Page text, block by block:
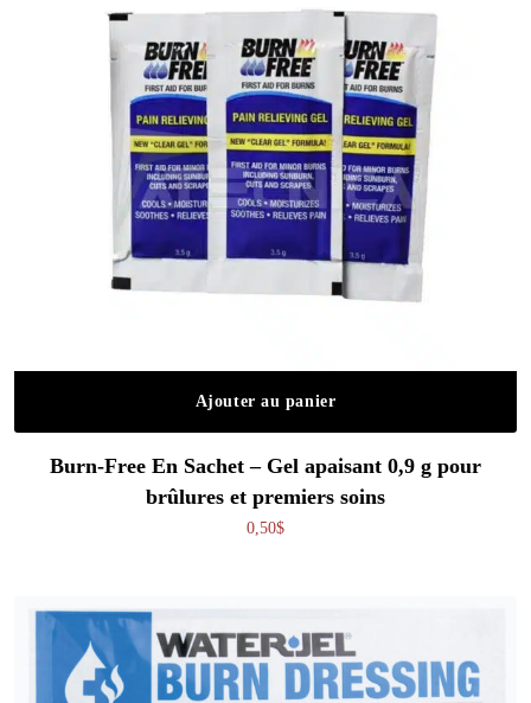
Ajouter au panier
Burn-Free En Sachet – Gel apaisant 0,9 g pour
brûlures et premiers soins
0,50$